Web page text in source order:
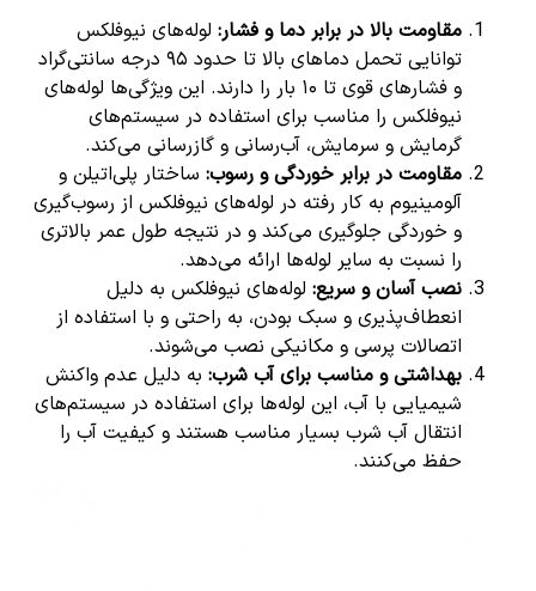
مقاومت بالا در برابر دما و فشار: لوله‌های نیوفلکس
توانایی تحمل دماهای بالا تا حدود ۹۵ درجه سانتی‌گراد
و فشارهای قوی تا ۱۰ بار را دارند. این ویژگی‌ها لوله‌های
نیوفلکس را مناسب برای استفاده در سیستم‌های
گرمایش و سرمایش، آب‌رسانی و گازرسانی می‌کند.
مقاومت در برابر خوردگی و رسوب: ساختار پلی‌اتیلن و
آلومینیوم به کار رفته در لوله‌های نیوفلکس از رسوب‌گیری
و خوردگی جلوگیری می‌کند و در نتیجه طول عمر بالاتری
را نسبت به سایر لوله‌ها ارائه می‌دهد.
نصب آسان و سریع: لوله‌های نیوفلکس به دلیل
انعطاف‌پذیری و سبک بودن، به راحتی و با استفاده از
اتصالات پرسی و مکانیکی نصب می‌شوند.
بهداشتی و مناسب برای آب شرب: به دلیل عدم واکنش
شیمیایی با آب، این لوله‌ها برای استفاده در سیستم‌های
انتقال آب شرب بسیار مناسب هستند و کیفیت آب را
حفظ می‌کنند.